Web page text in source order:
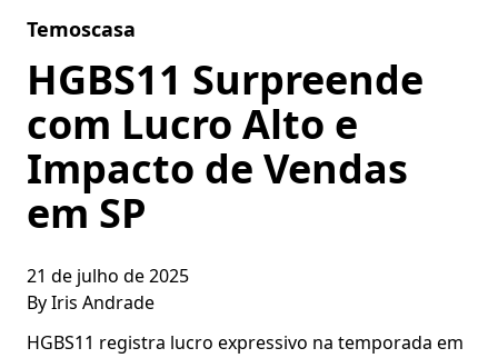
Temoscasa
HGBS11 Surpreende
com Lucro Alto e
Impacto de Vendas
em SP
21 de julho de 2025
ByIris Andrade
HGBS11 registra lucro expressivo na temporada em